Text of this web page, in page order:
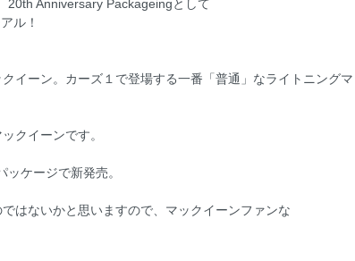
20th Anniversary Packageingとして
ル！
イーン。カーズ１で登場する一番「普通」なライトニングマ
クイーンです。
ケージで新発売。
はないかと思いますので、マックイーンファンな